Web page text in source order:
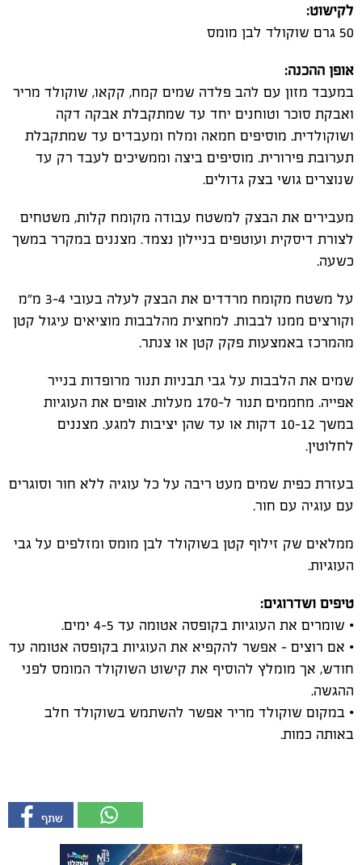
לקישוט:
50 גרם שוקולד לבן מומס
אופן ההכנה:
במעבד מזון עם להב פלדה שמים קמח, קקאו, שוקולד מריר
ואבקת סוכר וטוחנים יחד עד שמתקבלת אבקה דקה
ושוקולדית. מוסיפים חמאה ומלח ומעבדים עד שמתקבלת
תערובת פירורית. מוסיפים ביצה וממשיכים לעבד רק עד
שנוצרים גושי בצק גדולים.
מעבירים את הבצק למשטח עבודה מקומח קלות, משטחים
לצורת דיסקית ועוטפים בניילון נצמד. מצננים במקרר במשך
כשעה.
על משטח מקומח מרדדים את הבצק לעלה בעובי 3-4 מ"מ
וקורצים ממנו לבבות. למחצית מהלבבות מוציאים עיגול קטן
מהמרכז באמצעות פקק קטן או צנתר.
שמים את הלבבות על גבי תבניות תנור מרופדות בנייר
אפייה. מחממים תנור ל-170 מעלות. אופים את העוגיות
במשך 10-12 דקות או עד שהן יציבות למגע. מצננים
לחלוטין.
בעזרת כפית שמים מעט ריבה על כל עוגיה ללא חור וסוגרים
עם עוגיה עם חור.
ממלאים שק זילוף קטן בשוקולד לבן מומס ומזלפים על גבי
העוגיות.
טיפים ושדרוגים:
• שומרים את העוגיות בקופסה אטומה עד 4-5 ימים.
• אם רוצים – אפשר להקפיא את העוגיות בקופסה אטומה עד
חודש, אך מומלץ להוסיף את קישוט השוקולד המומס לפני
ההגשה.
• במקום שוקולד מריר אפשר להשתמש בשוקולד חלב
באותה כמות.